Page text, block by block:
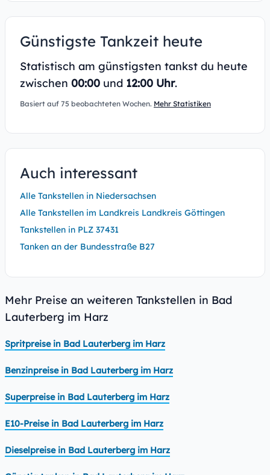
Günstigste Tankzeit heute
Statistisch am günstigsten tankst du heute
zwischen 00:00 und 12:00 Uhr.
Basiert auf 75 beobachteten Wochen. Mehr Statistiken
Auch interessant
Alle Tankstellen in Niedersachsen
Alle Tankstellen im Landkreis Landkreis Göttingen
Tankstellen in PLZ 37431
Tanken an der Bundesstraße B27
Mehr Preise an weiteren Tankstellen in Bad
Lauterberg im Harz
Spritpreise in Bad Lauterberg im Harz
Benzinpreise in Bad Lauterberg im Harz
Superpreise in Bad Lauterberg im Harz
E10-Preise in Bad Lauterberg im Harz
Dieselpreise in Bad Lauterberg im Harz